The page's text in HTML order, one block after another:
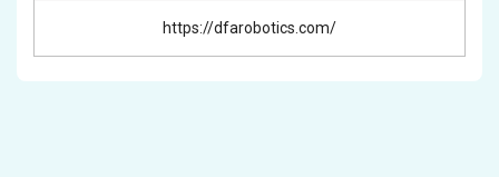
https://dfarobotics.com/